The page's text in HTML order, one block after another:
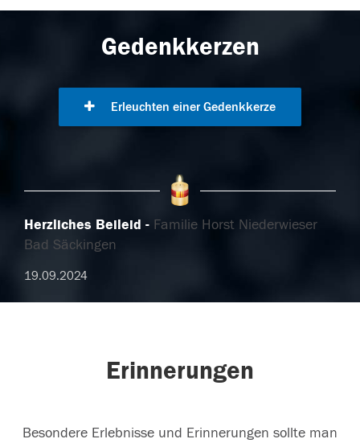
Gedenkkerzen
Erleuchten einer Gedenkkerze
Herzliches Beileid
Familie Horst Niederwieser
Bad Säckingen
19.09.2024
Erinnerungen
Besondere Erlebnisse und Erinnerungen sollte man